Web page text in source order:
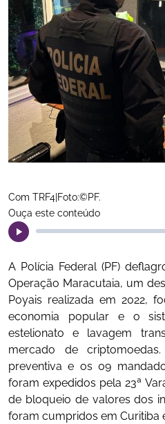
Com TRF4|Foto:©PF.
Ouça este conteúdo
A Polícia Federal (PF)
Operação Maracutaia, um
Poyais realizada em 2022,
economia popular e o
estelionato e lavagem
mercado de
preventiva e os 09
foram expedidos pela 23ª
de bloqueio de valores dos
foram cumpridos em Curitiba